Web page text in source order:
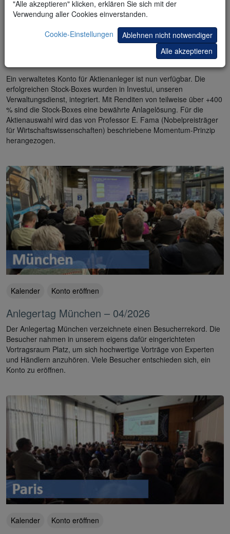
Ergebnisse Konto eröffnen
Ein verwaltetes Konto für Aktienanleger ist nun verfügbar. Die
erfolgreichen Stock-Boxes wurden in Investui, unseren
Verwaltungsdienst, integriert. Mit Renditen von teilweise über +400
% sind die Stock-Boxes eine bewährte Anlagelösung. Für die
Aktienauswahl wird das von Professor E. Fama (Nobelpreisträger
für Wirtschaftswissenschaften) beschriebene Momentum-Prinzip
herangezogen.
Kalender Konto eröffnen
Anlegertag München – 04/2026
Der Anlegertag München verzeichnete einen Besucherrekord. Die
Besucher nahmen in unserem eigens dafür eingerichteten
Vortragsraum Platz, um sich hochwertige Vorträge von Experten
und Händlern anzuhören. Viele Besucher entschieden sich, ein
Konto zu eröffnen.
Kalender Konto eröffnen
"Alle akzeptieren" klicken, erklären Sie sich mit der
Verwendung aller Cookies einverstanden.
Cookie-Einstellungen
Ablehnen nicht notwendiger
Alle akzeptieren